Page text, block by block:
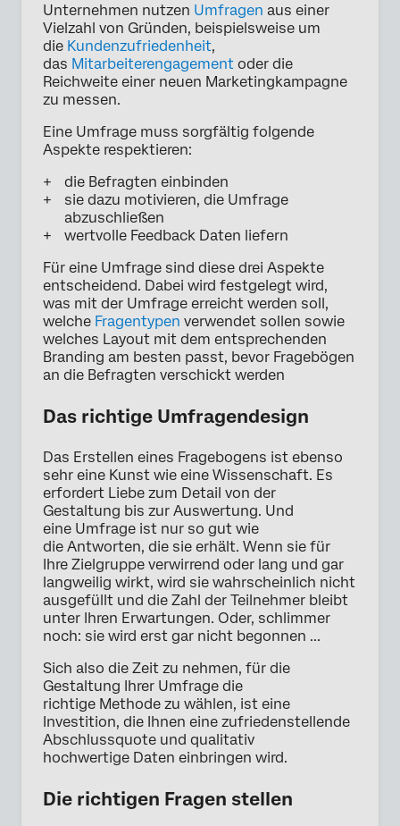
Unternehmen nutzen Umfragen aus einer
Vielzahl von Gründen, beispielsweise um
die Kundenzufriedenheit,
das Mitarbeiterengagement oder die
Reichweite einer neuen Marketingkampagne
zu messen.
Eine Umfrage muss sorgfältig folgende
Aspekte respektieren:
die Befragten einbinden
sie dazu motivieren, die Umfrage
abzuschließen
wertvolle Feedback Daten liefern
Für eine Umfrage sind diese drei Aspekte
entscheidend. Dabei wird festgelegt wird,
was mit der Umfrage erreicht werden soll,
welche Fragentypen verwendet sollen sowie
welches Layout mit dem entsprechenden
Branding am besten passt, bevor Fragebögen
an die Befragten verschickt werden
Das richtige Umfragendesign
Das Erstellen eines Fragebogens ist ebenso
sehr eine Kunst wie eine Wissenschaft. Es
erfordert Liebe zum Detail von der
Gestaltung bis zur Auswertung. Und
eine Umfrage ist nur so gut wie
die Antworten, die sie erhält. Wenn sie für
Ihre Zielgruppe verwirrend oder lang und gar
langweilig wirkt, wird sie wahrscheinlich nicht
ausgefüllt und die Zahl der Teilnehmer bleibt
unter Ihren Erwartungen. Oder, schlimmer
noch: sie wird erst gar nicht begonnen ...
Sich also die Zeit zu nehmen, für die
Gestaltung Ihrer Umfrage die
richtige Methode zu wählen, ist eine
Investition, die Ihnen eine zufriedenstellende
Abschlussquote und qualitativ
hochwertige Daten einbringen wird.
Die richtigen Fragen stellen